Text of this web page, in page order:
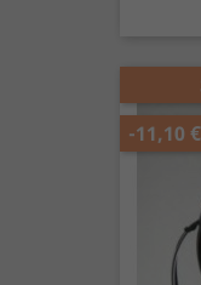
-11,10 €